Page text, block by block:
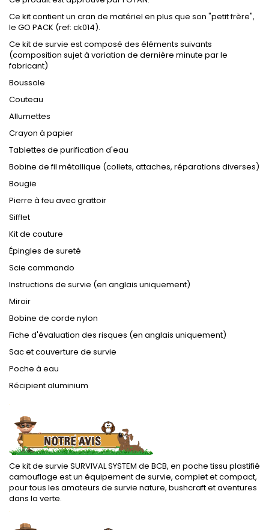
Ce kit contient un cran de matériel en plus que son "petit frère",
le GO PACK (ref: ck014).
Ce kit de survie est composé des éléments suivants
(composition sujet à variation de dernière minute par le
fabricant)
Boussole
Couteau
Allumettes
Crayon à papier
Tablettes de purification d'eau
Bobine de fil métallique (collets, attaches, réparations diverses)
Bougie
Pierre à feu avec grattoir
Sifflet
Kit de couture
Épingles de sureté
Scie commando
Instructions de survie (en anglais uniquement)
Miroir
Bobine de corde nylon
Fiche d'évaluation des risques (en anglais uniquement)
Sac et couverture de survie
Poche à eau
Récipient aluminium
.
Ce kit de survie SURVIVAL SYSTEM de BCB, en poche tissu plastifié
camouflage est un équipement de survie, complet et compact,
pour tous les amateurs de survie nature, bushcraft et aventures
dans la verte.
.